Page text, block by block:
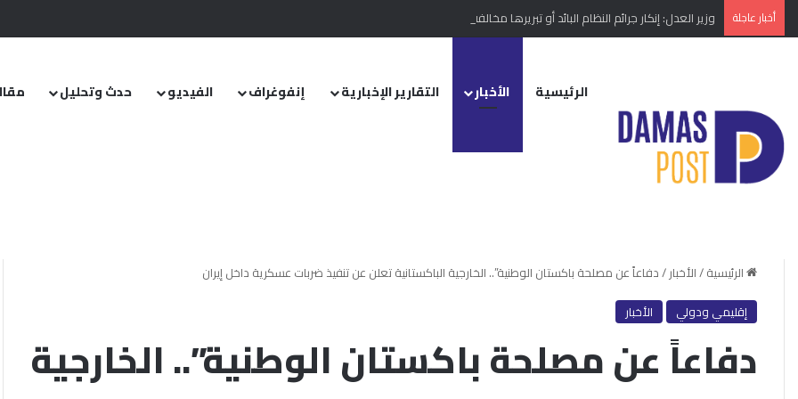
أخبار عاجلة وزير العدل: إنكار جرائم النظام البائد أو تبريرها مخالفة دستورية.. ومشروع قانون خاص إلى مجلس الشعب
الرئيسية الأخبار التقارير الإخبارية إنفوغراف الفيديو حدث وتحليل
الرئيسية/الأخبار/دفاعاً عن مصلحة باكستان الوطنية”.. الخارجية الباكستانية تعلن عن تنفيذ ضربات عسكرية داخل إيران
إقليمي ودولي
الأخبار
دفاعاً عن مصلحة باكستان الوطنية”.. الخارجية